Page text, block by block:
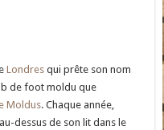
Londres qui prête son nom
de foot moldu que
Moldus. Chaque année,
dessus de son lit dans le